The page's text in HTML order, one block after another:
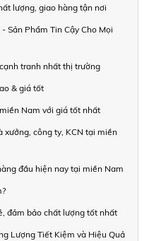
lượng, giao hàng tận nơi
Sản Phẩm Tin Cậy Cho Mọi
tranh nhất thị trường
& giá tốt
Nam với giá tốt nhất
xưởng, công ty, KCN tại miền
đầu hiện nay tại miền Nam
đảm bảo chất lượng tốt nhất
Lượng Tiết Kiệm và Hiệu Quả